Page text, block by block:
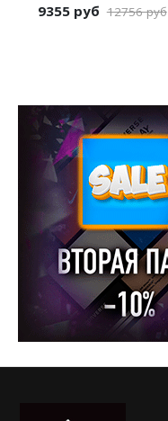
9355 руб 12756 руб